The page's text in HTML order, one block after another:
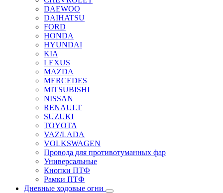
DAEWOO
DAIHATSU
FORD
HONDA
HYUNDAI
KIA
LEXUS
MAZDA
MERCEDES
MITSUBISHI
NISSAN
RENAULT
SUZUKI
TOYOTA
VAZ/LADA
VOLKSWAGEN
Провода для противотуманных фар
Универсальные
Кнопки ПТФ
Рамки ПТФ
Дневные ходовые огни